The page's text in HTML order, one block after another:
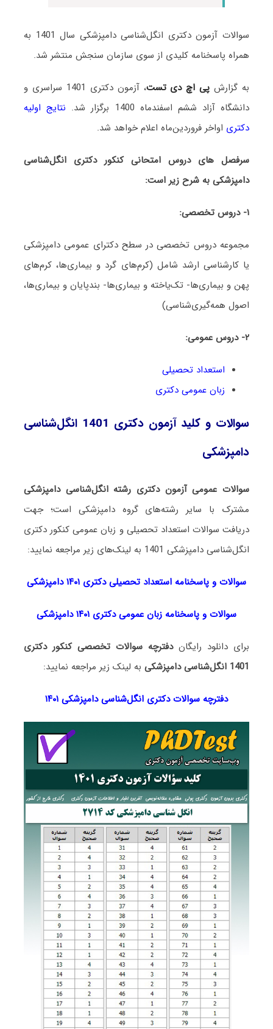
سوالات آزمون دکتری انگل‌شناسی دامپزشکی سال 1401 به
همراه پاسخنامه کلیدی از سوی سازمان سنجش منتشر شد.
به گزارشپی اچ دی تست
، آزمون دکتری 1401 سراسری و
دانشگاه آزاد ششم اسفندماه 1400 برگزار شد.
نتایج اولیه
دکتری اواخر فروردین‌ماه اعلام خواهد شد.
سرفصل های دروس امتحانی کنکور دکتری انگل‌شناسی
دامپزشکی به شرح زیر است:
۱- دروس تخصصی:
مجموعه دروس تخصصی در سطح دکترای عمومی دامپزشکی
یا کارشناسی ارشد شامل (کرم‌های گرد و بیماری‌ها، کرم‌های
پهن و بیماری‌ها- تک‌یاخته و بیماری‌ها- بندپایان و بیماری‌ها،
اصول همه‌گیری‌شناسی)
۲- دروس عمومی:
استعداد تحصیلی
زبان عمومی دکتری
سوالات و کلید آزمون دکتری 1401 انگل‌شناسی
دامپزشکی
سوالات عمومی آزمون دکتری رشته انگل‌شناسی دامپزشکی
مشترک با سایر رشته‌های گروه دامپزشکی است؛ جهت
دریافت سوالات استعداد تحصیلی و زبان عمومی کنکور دکتری
انگل‌شناسی دامپزشکی 1401 به لینک‌های زیر مراجعه نمایید:
سوالات و پاسخنامه استعداد تحصیلی دکتری ۱۴۰۱ دامپزشکی
سوالات و پاسخنامه زبان عمومی دکتری ۱۴۰۱ دامپزشکی
برای دانلود رایگاندفترچه سوالات تخصصی کنکور دکتری
1401 انگل‌شناسی دامپزشکی
به لینک زیر مراجعه نمایید:
دفترچه سوالات دکتری انگل‌شناسی دامپزشکی ۱۴۰۱